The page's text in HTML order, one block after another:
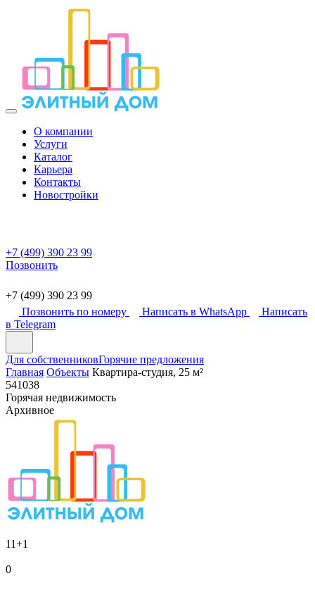
О компании
Услуги
Каталог
Карьера
Контакты
Новостройки
+7 (499) 390 23 99
Позвонить
+7 (499) 390 23 99
Позвонить по номеру
Написать в WhatsApp
Написать
в Telegram
Для собственниковГорячие предложения
Главная Объекты Квартира-студия, 25 м²
541038
Горячая недвижимость
Архивное
11+1
0